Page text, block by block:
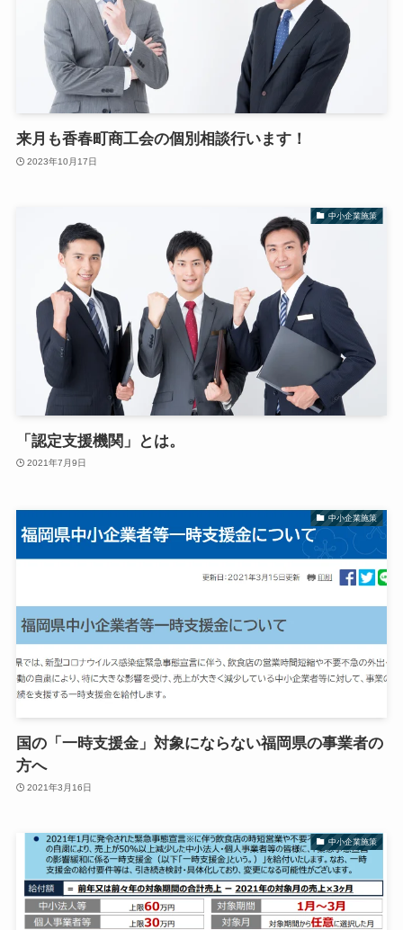
来月も香春町商工会の個別相談行います！
2023年10月17日
中小企業施策
「認定支援機関」とは。
2021年7月9日
中小企業施策
国の「一時支援金」対象にならない福岡県の事業者の
方へ
2021年3月16日
中小企業施策